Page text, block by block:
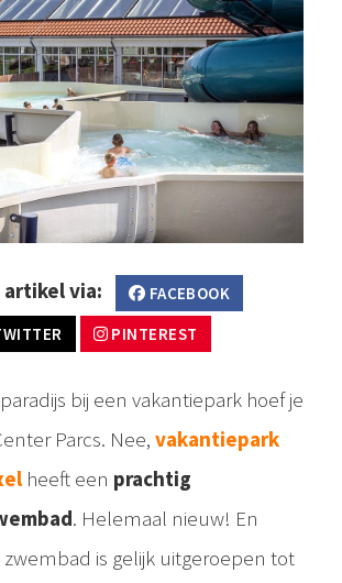
via:
FACEBOOK
PINTEREST
bij een vakantiepark hoef je
Parcs. Nee, vakantiepark
heeft een prachtig
. Helemaal nieuw! En
zwembad is gelijk uitgeroepen tot